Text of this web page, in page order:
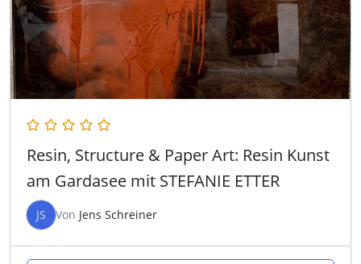
Resin, Structure & Paper Art: Resin Kunst
am Gardasee mit STEFANIE ETTER
JS Von Jens Schreiner